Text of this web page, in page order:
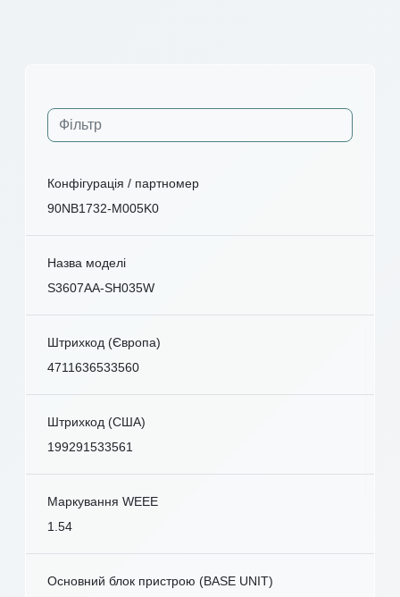
Конфігурація / партномер
90NB1732-M005K0
Назва моделі
S3607AA-SH035W
Штрихкод (Європа)
4711636533560
Штрихкод (США)
199291533561
Маркування WEEE
1.54
Основний блок пристрою (BASE UNIT)